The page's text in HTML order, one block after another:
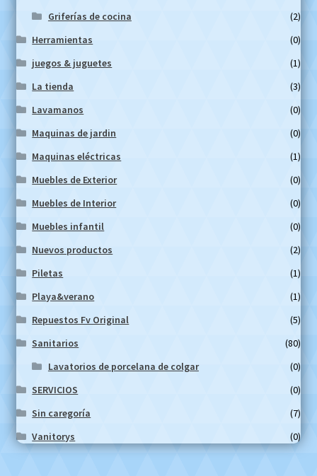
Griferías de cocina
(2)
Herramientas
(0)
juegos & juguetes
(1)
La tienda
(3)
Lavamanos
(0)
Maquinas de jardin
(0)
Maquinas eléctricas
(1)
Muebles de Exterior
(0)
Muebles de Interior
(0)
Muebles infantil
(0)
Nuevos productos
(2)
Piletas
(1)
Playa&verano
(1)
Repuestos Fv Original
(5)
Sanitarios
(80)
Lavatorios de porcelana de colgar
(0)
SERVICIOS
(0)
Sin caregoría
(7)
Vanitorys
(0)